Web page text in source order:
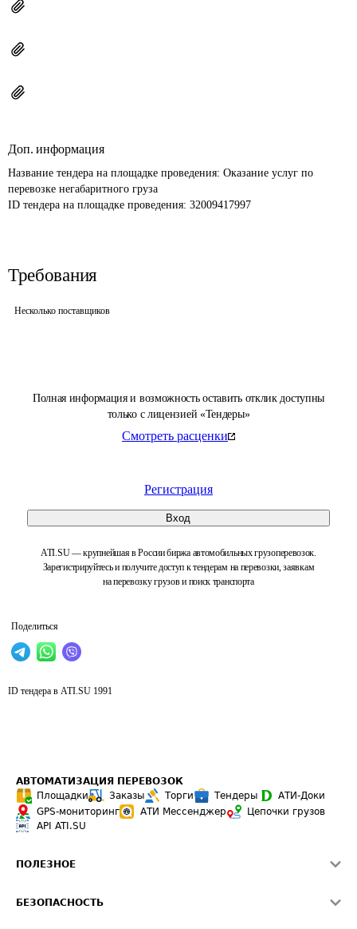
Полная информация и возможность оставить отклик доступны
только с лицензией «Тендеры»
Смотреть расценки
Регистрация
Вход
ATI.SU — крупнейшая в России биржа автомобильных грузоперевозок.
Зарегистрируйтесь и получите доступ к тендерам на перевозки, заявкам
на перевозку грузов и поиск транспорта
Поделиться
Доп. информация
Название тендера на площадке проведения: Оказание услуг по
перевозке негабаритного груза
ID тендера на площадке проведения: 32009417997
Требования
Несколько поставщиков
ID тендера в ATI.SU 1991
АВТОМАТИЗАЦИЯ ПЕРЕВОЗОК
Площадки
Заказы Торги Тендеры
АТИ-Доки
GPS-мониторинг
АТИ Мессенджер
Цепочки грузов
API ATI.SU
ПОЛЕЗНОЕ
БЕЗОПАСНОСТЬ